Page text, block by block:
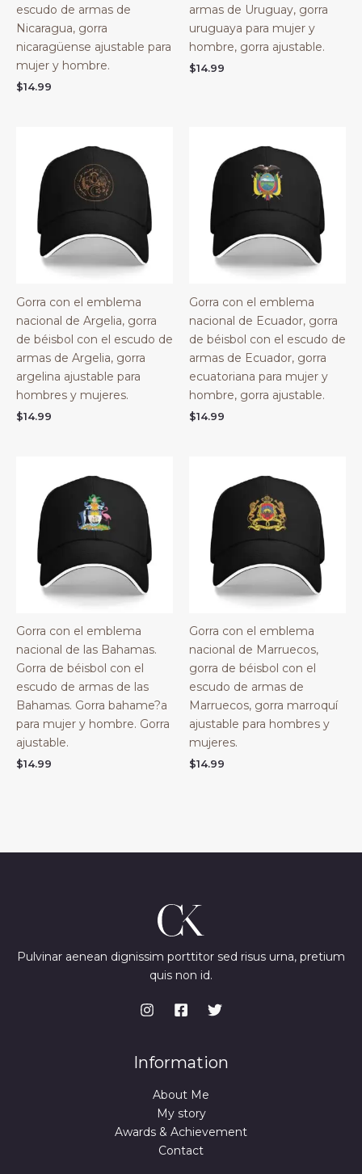
escudo de armas de
Nicaragua, gorra
nicaragüense ajustable para
mujer y hombre.
$14.99
armas de Uruguay, gorra
uruguaya para mujer y
hombre, gorra ajustable.
$14.99
Gorra con el emblema
nacional de Argelia, gorra
de béisbol con el escudo de
armas de Argelia, gorra
argelina ajustable para
hombres y mujeres.
$14.99
Gorra con el emblema
nacional de Ecuador, gorra
de béisbol con el escudo de
armas de Ecuador, gorra
ecuatoriana para mujer y
hombre, gorra ajustable.
$14.99
Gorra con el emblema
nacional de las Bahamas.
Gorra de béisbol con el
escudo de armas de las
Bahamas. Gorra bahame?a
para mujer y hombre. Gorra
ajustable.
$14.99
Gorra con el emblema
nacional de Marruecos,
gorra de béisbol con el
escudo de armas de
Marruecos, gorra marroquí
ajustable para hombres y
mujeres.
$14.99
Pulvinar aenean dignissim porttitor sed risus urna, pretium
quis non id.
Information
About Me
My story
Awards & Achievement
Contact